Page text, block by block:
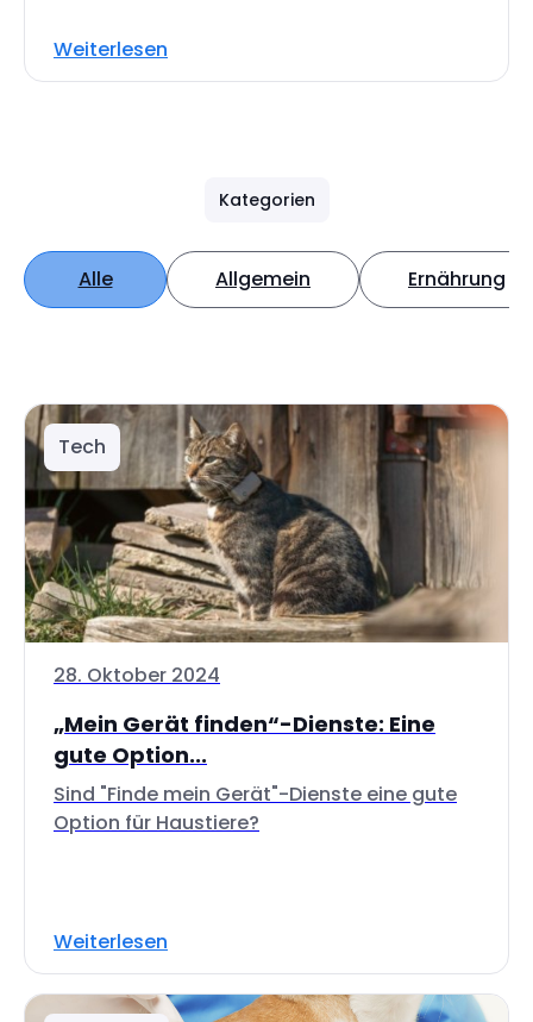
Weiterlesen
Kategorien
Alle Allgemein Ernährung
Tech
28. Oktober 2024
„Mein Gerät finden“-Dienste: Eine
gute Option...
Sind "Finde mein Gerät"-Dienste eine gute
Option für Haustiere?
Weiterlesen